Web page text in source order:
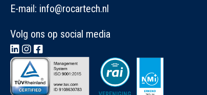
E-mail: info@rocartech.nl
Volg ons op social media